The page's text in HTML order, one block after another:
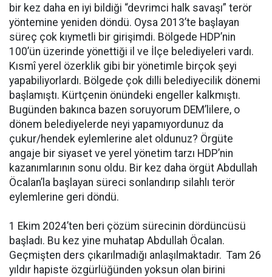
bir kez daha en iyi bildiği “devrimci halk savaşı” terör
yöntemine yeniden döndü. Oysa 2013’te başlayan
süreç çok kıymetli bir girişimdi. Bölgede HDP’nin
100’ün üzerinde yönettiği il ve İlçe belediyeleri vardı.
Kısmî yerel özerklik gibi bir yönetimle birçok şeyi
yapabiliyorlardı. Bölgede çok dilli belediyecilik dönemi
başlamıştı. Kürtçenin önündeki engeller kalkmıştı.
Bugünden bakınca bazen soruyorum DEM’lilere, o
dönem belediyelerde neyi yapamıyordunuz da
çukur/hendek eylemlerine alet oldunuz? Örgüte
angaje bir siyaset ve yerel yönetim tarzı HDP’nin
kazanımlarının sonu oldu. Bir kez daha örgüt Abdullah
Öcalan’la başlayan süreci sonlandırıp silahlı terör
eylemlerine geri döndü.
1 Ekim 2024’ten beri çözüm sürecinin dördüncüsü
başladı. Bu kez yine muhatap Abdullah Öcalan.
Geçmişten ders çıkarılmadığı anlaşılmaktadır. Tam 26
yıldır hapiste özgürlüğünden yoksun olan birini